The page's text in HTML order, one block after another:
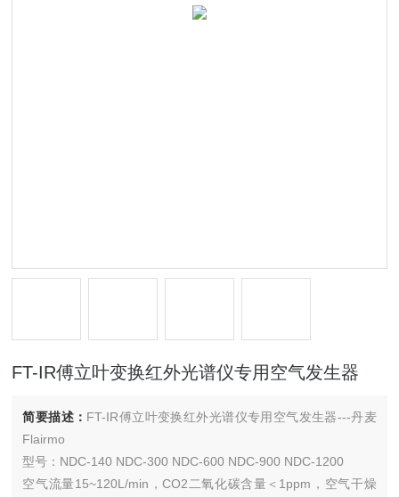
FT-IR傅立叶变换红外光谱仪专用空气发生器
简要描述： FT-IR傅立叶变换红外光谱仪专用空气发生器---丹麦
Flairmo
型号：NDC-140 NDC-300 NDC-600 NDC-900 NDC-1200
空气流量15~120L/min，CO2二氧化碳含量＜1ppm，空气干燥